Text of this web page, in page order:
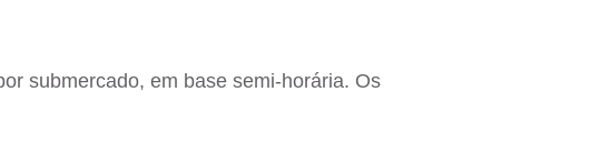
submercado, em base semi-horária. Os